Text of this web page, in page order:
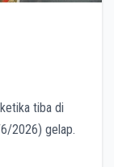
tiba di
2026) gelap.